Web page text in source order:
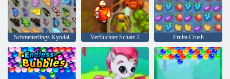
Schmetterlings Kyodai Verfluchter Schatz 2 Fruita Crush